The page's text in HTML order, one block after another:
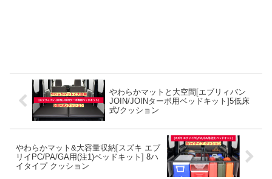
やわらかマットと大空間[エブリィバン
JOIN/JOINターボ用ベッドキット]5低床
式/クッション
やわらかマット&大容量収納[スズキ エブ
リイPC/PA/GA用(注1)ベッドキット] 8ハ
イタイプ クッション